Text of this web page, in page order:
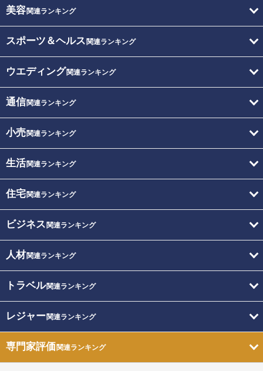
美容関連ランキング
スポーツ＆ヘルス 関連ランキング
ウエディング関連ランキング
通信関連ランキング
小売関連ランキング
生活関連ランキング
住宅関連ランキング
ビジネス 関連ランキング
人材関連ランキング
トラベル関連ランキング
レジャー関連ランキング
専門家評価関連ランキング